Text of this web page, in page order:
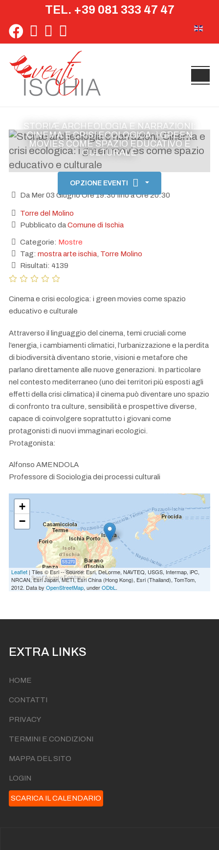
TEL. +39 081 333 47 47
STORIÆ ARCHEOLOGIA E NARRAZIONI:
CINEMA E CRISI ECOLOGICA: I GREEN
MOVIES COME SPAZIO EDUCATIVO E
CULTURALE
OPZIONE EVENTI
Da Mer 03 Giugno Ore 19:30 fino a Ore 20:30
Torre del Molino
Pubblicato daComune di Ischia
Categorie: Mostre
Tag: mostra arte ischia Torre Molino
Risultati: 4139
Cinema e crisi ecologica: i green movies come spazio
educativo e culturale
Attraverso il linguaggio del cinema, temi cruciali come
l’energia, i cambiamenti climatici, l’urbanizzazione e la perdita
di biodiversità diventano storie, visioni e metafore che
parlano direttamente alle nuove generazioni. In particolare
nel contesto mediterraneo (uno dei territori più esposti agli
effetti della crisi climatica) il cinema può diventare uno spazio
di confronto tra culture, sensibilità e prospettive diverse,
capace di coinvolgere soprattutto i giovani come
protagonisti di nuovi immaginari ecologici.
Protagonista:
Alfonso AMENDOLA
Professore di Sociologia dei processi culturali
+
−
Leaflet | Tiles © Esri -- Source: Esri, DeLorme, NAVTEQ, USGS, Intermap, iPC,
NRCAN, Esri Japan, METI, Esri China (Hong Kong), Esri (Thailand), TomTom,
2012. Data by OpenStreetMap, underODbL .
EXTRA LINKS
HOME
CONTATTI
PRIVACY
TERMINI E CONDIZIONI
MAPPA DEL SITO
LOGIN
SCARICA IL CALENDARIO